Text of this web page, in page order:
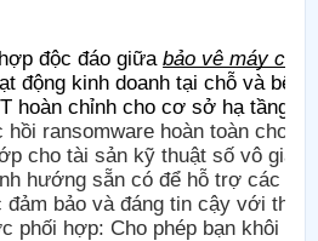
độc đáo giữabảo vệ máy chủ
động kinh doanh tại chỗ và
hoàn chỉnh cho cơ sở hạ tầng
hồi ransomware hoàn toàn cho
cho tài sản kỹ thuật số vô giá
hướng sẵn có để hỗ trợ các
bảo và đáng tin cậy với thử
phối hợp: Cho phép bạn khôi